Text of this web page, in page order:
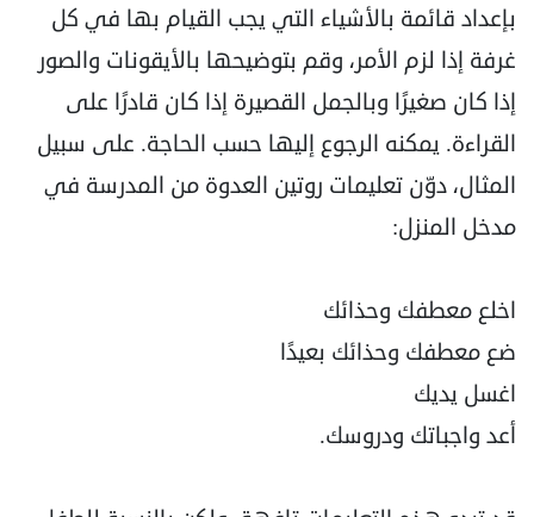
بإعداد قائمة بالأشياء التي يجب القيام بها في كل
غرفة إذا لزم الأمر، وقم بتوضيحها بالأيقونات والصور
إذا كان صغيرًا وبالجمل القصيرة إذا كان قادرًا على
القراءة. يمكنه الرجوع إليها حسب الحاجة. على سبيل
المثال، دوّن تعليمات روتين العدوة من المدرسة في
مدخل المنزل:
اخلع معطفك وحذائك
ضع معطفك وحذائك بعيدًا
اغسل يديك
أعد واجباتك ودروسك.